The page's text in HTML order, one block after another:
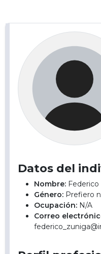
Datos del
Nombre:
Género: Prefiero
Ocupación: N/A
Correo